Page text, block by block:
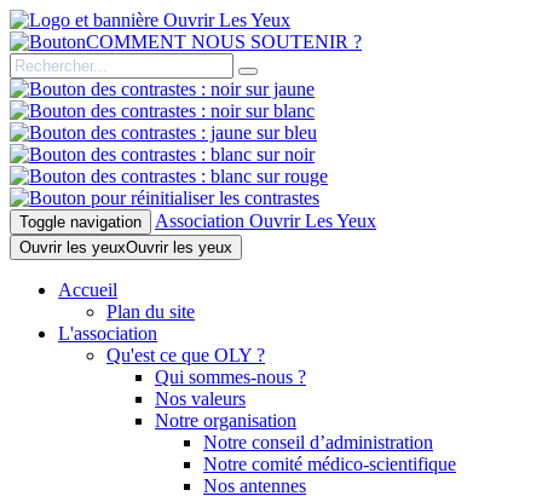
COMMENT NOUS SOUTENIR ?
Toggle navigation Association Ouvrir Les Yeux
Ouvrir les yeuxOuvrir les yeux
Accueil
Plan du site
L'association
Qu'est ce que OLY ?
Qui sommes-nous ?
Nos valeurs
Notre organisation
Notre conseil d’administration
Notre comité médico-scientifique
Nos antennes